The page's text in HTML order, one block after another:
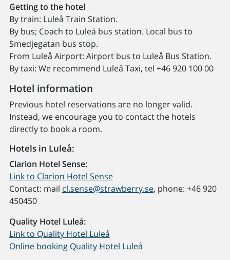
Getting to the hotel
By train: Luleå Train Station.
By bus; Coach to Luleå bus station. Local bus to
Smedjegatan bus stop.
From Luleå Airport: Airport bus to Luleå Bus Station.
By taxi: We recommend Luleå Taxi, tel +46 920 100 00
Hotel information
Previous hotel reservations are no longer valid.
Instead, we encourage you to contact the hotels
directly to book a room.
Hotels in Luleå:
Clarion Hotel Sense:
Link to Clarion Hotel Sense
Contact: mail cl.sense@strawberry.se, phone: +46 920
450450
Quality Hotel Luleå:
Link to Quality Hotel Luleå
Online booking Quality Hotel Luleå